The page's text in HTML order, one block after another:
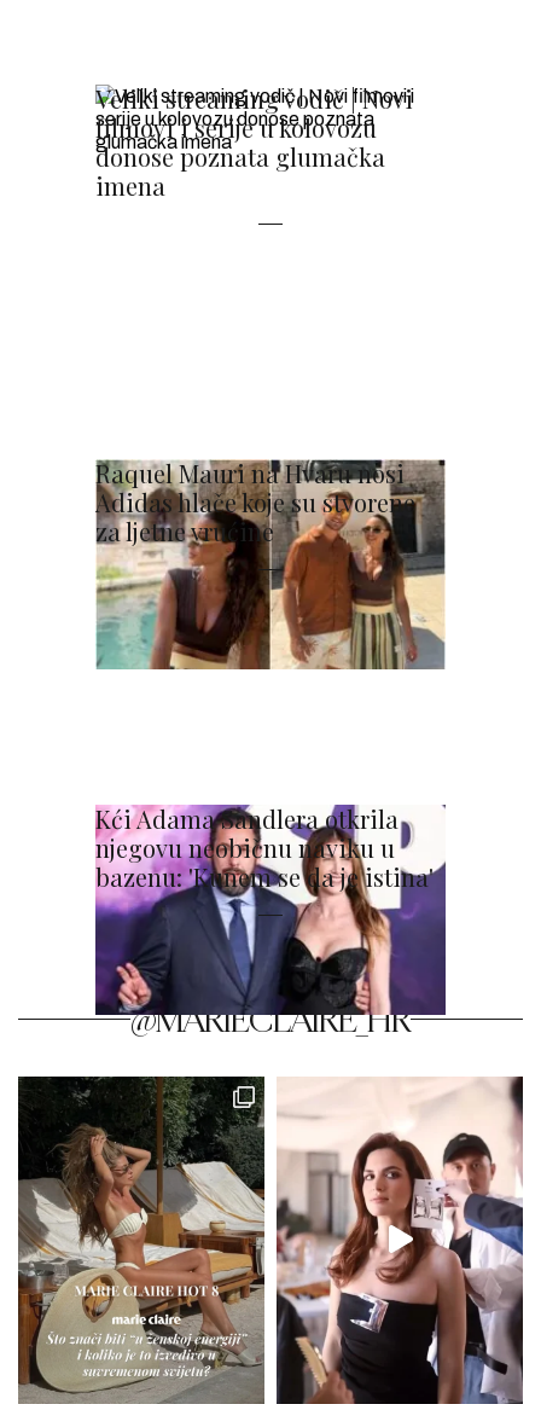
Veliki streaming vodič | Novi
filmovi i serije u kolovozu
donose poznata glumačka
imena
Raquel Mauri na Hvaru nosi
Adidas hlače koje su stvorene
za ljetne vrućine
Kći Adama Sandlera otkrila
njegovu neobičnu naviku u
bazenu: 'Kunem se da je istina'
@MARIECLAIRE_HR